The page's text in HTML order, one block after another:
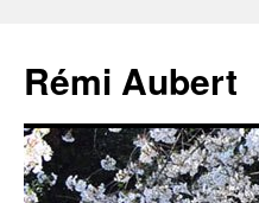
contenu
Rémi Aubert